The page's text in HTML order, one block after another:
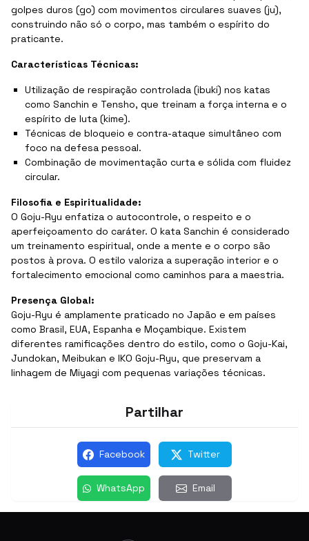
golpes duros (go) com movimentos circulares suaves (ju),
construindo não só o corpo, mas também o espírito do
praticante.
Características Técnicas:
Utilização de respiração controlada (ibuki) nos katas
como Sanchin e Tensho, que treinam a força interna e o
espírito de luta (kime).
Técnicas de bloqueio e contra-ataque simultâneo com
foco na defesa pessoal.
Combinação de movimentação curta e sólida com fluidez
circular.
Filosofia e Espiritualidade:
O Goju-Ryu enfatiza o autocontrole, o respeito e o
aperfeiçoamento do caráter. O kata Sanchin é considerado
um treinamento espiritual, onde a mente e o corpo são
postos à prova. O estilo valoriza a superação interior e o
fortalecimento emocional como caminhos para a maestria.
Presença Global:
Goju-Ryu é amplamente praticado no Japão e em países
como Brasil, EUA, Espanha e Moçambique. Existem
diferentes ramificações dentro do estilo, como o Goju-Kai,
Jundokan, Meibukan e IKO Goju-Ryu, que preservam a
linhagem de Miyagi com pequenas variações técnicas.
Partilhar
Facebook Twitter
WhatsApp Email